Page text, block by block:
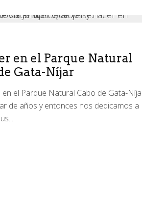
en el Parque Natural
Gata-Níjar
en el Parque Natural Cabo de Gata-
de años y entonces nos dedicamos a